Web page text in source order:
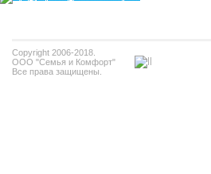
Copyright 2006-2018.
ООО "Семья и Комфорт"
Все права защищены.